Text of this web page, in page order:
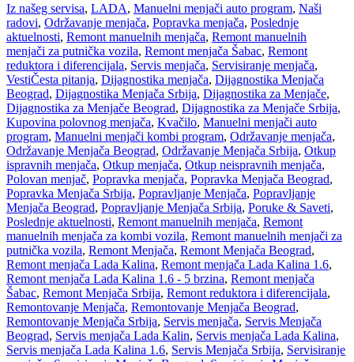
Iz našeg servisa, LADA, Manuelni menjači auto program, Naši
radovi, Održavanje menjača, Popravka menjača, Poslednje
aktuelnosti, Remont manuelnih menjača, Remont manuelnih
menjači za putnička vozila, Remont menjača Šabac, Remont
reduktora i diferencijala, Servis menjača, Servisiranje menjača,
VestiČesta pitanja, Dijagnostika menjača, Dijagnostika Menjača
Beograd, Dijagnostika Menjača Srbija, Dijagnostika za Menjače,
Dijagnostika za Menjače Beograd, Dijagnostika za Menjače Srbija,
Kupovina polovnog menjača, Kvačilo, Manuelni menjači auto
program, Manuelni menjači kombi program, Održavanje menjača,
Održavanje Menjača Beograd, Održavanje Menjača Srbija, Otkup
ispravnih menjača, Otkup menjača, Otkup neispravnih menjača,
Polovan menjač, Popravka menjača, Popravka Menjača Beograd,
Popravka Menjača Srbija, Popravljanje Menjača, Popravljanje
Menjača Beograd, Popravljanje Menjača Srbija, Poruke & Saveti,
Poslednje aktuelnosti, Remont manuelnih menjača, Remont
manuelnih menjača za kombi vozila, Remont manuelnih menjači za
putnička vozila, Remont Menjača, Remont Menjača Beograd,
Remont menjača Lada Kalina, Remont menjača Lada Kalina 1.6,
Remont menjača Lada Kalina 1.6 - 5 brzina, Remont menjača
Šabac, Remont Menjača Srbija, Remont reduktora i diferencijala,
Remontovanje Menjača, Remontovanje Menjača Beograd,
Remontovanje Menjača Srbija, Servis menjača, Servis Menjača
Beograd, Servis menjača Lada Kalin, Servis menjača Lada Kalina,
Servis menjača Lada Kalina 1.6, Servis Menjača Srbija, Servisiranje